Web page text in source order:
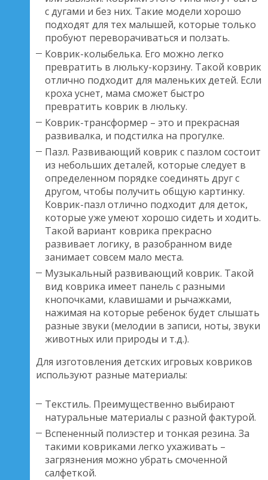
с дугами и без них. Такие модели хорошо
подходят для тех малышей, которые только
пробуют переворачиваться и ползать.
Коврик-колыбелька. Его можно легко
превратить в люльку-корзину. Такой коврик
отлично подходит для маленьких детей. Если
кроха уснет, мама сможет быстро
превратить коврик в люльку.
Коврик-трансформер – это и прекрасная
развивалка, и подстилка на прогулке.
Пазл. Развивающий коврик с пазлом состоит
из небольших деталей, которые следует в
определенном порядке соединять друг с
другом, чтобы получить общую картинку.
Коврик-пазл отлично подходит для деток,
которые уже умеют хорошо сидеть и ходить.
Такой вариант коврика прекрасно
развивает логику, в разобранном виде
занимает совсем мало места.
Музыкальный развивающий коврик. Такой
вид коврика имеет панель с разными
кнопочками, клавишами и рычажками,
нажимая на которые ребенок будет слышать
разные звуки (мелодии в записи, ноты, звуки
животных или природы и т.д.).
Для изготовления детских игровых ковриков
используют разные материалы:
Текстиль. Преимущественно выбирают
натуральные материалы с разной фактурой.
Вспененный полиэстер и тонкая резина. За
такими ковриками легко ухаживать –
загрязнения можно убрать смоченной
салфеткой.